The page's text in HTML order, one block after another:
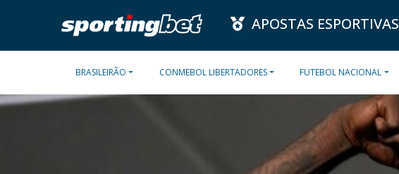
APOSTAS ESPORTIVAS
BRASILEIRÃO CONMEBOL LIBERTADORES FUTEBOL NACIONAL